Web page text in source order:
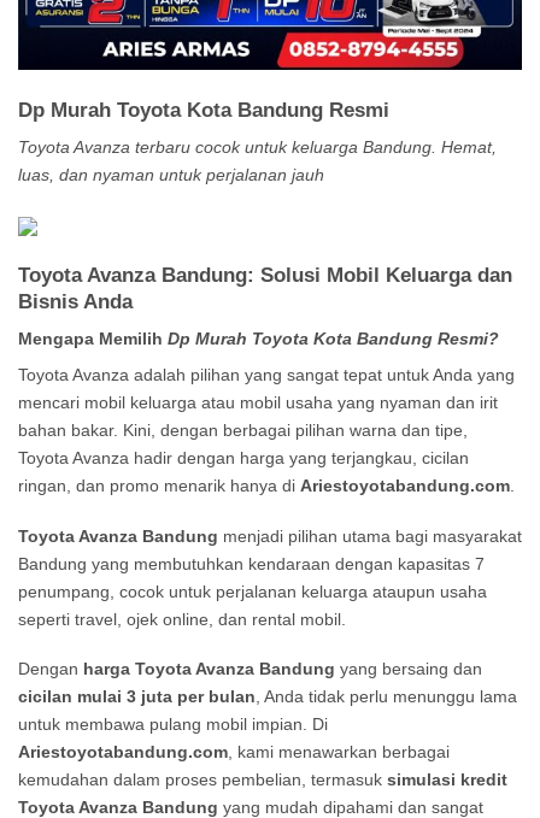
Dp Murah Toyota Kota Bandung Resmi
Toyota Avanza terbaru cocok untuk keluarga Bandung. Hemat,
luas, dan nyaman untuk perjalanan jauh
Toyota Avanza Bandung: Solusi Mobil Keluarga dan
Bisnis Anda
Mengapa Memilih Dp Murah Toyota Kota Bandung Resmi?
Toyota Avanza adalah pilihan yang sangat tepat untuk Anda yang
mencari mobil keluarga atau mobil usaha yang nyaman dan irit
bahan bakar. Kini, dengan berbagai pilihan warna dan tipe,
Toyota Avanza hadir dengan harga yang terjangkau, cicilan
ringan, dan promo menarik hanya di Ariestoyotabandung.com
Toyota Avanza Bandung menjadi pilihan utama bagi masyarakat
Bandung yang membutuhkan kendaraan dengan kapasitas 7
penumpang, cocok untuk perjalanan keluarga ataupun usaha
seperti travel, ojek online, dan rental mobil.
Dengan harga Toyota Avanza Bandung yang bersaing dan
cicilan mulai 3 juta per bulan, Anda tidak perlu menunggu lama
untuk membawa pulang mobil impian. Di
Ariestoyotabandung.com, kami menawarkan berbagai
kemudahan dalam proses pembelian, termasuk simulasi kredit
Toyota Avanza Bandung yang mudah dipahami dan sangat